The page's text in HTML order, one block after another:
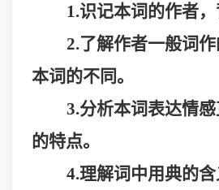
1.识记本词的作者，
2.了解作者一般词
本词的不同。
3.分析本词表达情
的特点。
4.理解词中用典的含